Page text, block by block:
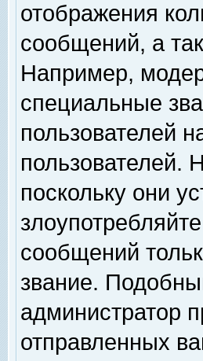
отображения
сообщений, а
Например,
специальные
пользователей
пользователей.
поскольку они
сообщений
звание.
администратор
отправленных